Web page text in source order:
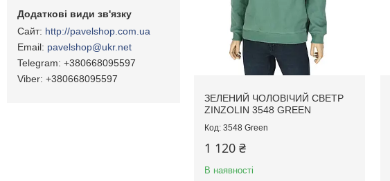
ЗЕЛЕНИЙ ЧОЛОВІЧИЙ СВЕТР
ZINZOLIN 3548 GREEN
3548 Green
1 120 ₴
В наявності
http://pavelshop.com.ua
pavelshop@ukr.net
+380668095597
+380668095597